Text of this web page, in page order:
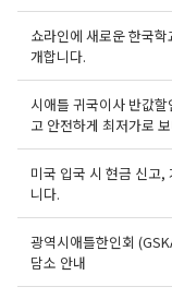
쇼라인에 새로운 한국
개합니다.
시애틀 귀국이사 반값
고 안전하게 최저가로
미국 입국 시 현금 신고,
니다.
광역시애틀한인회
담소 안내